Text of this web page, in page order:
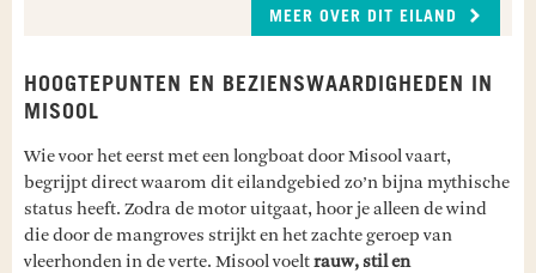
MEER OVER DIT EILAND
HOOGTEPUNTEN EN BEZIENSWAARDIGHEDEN IN
MISOOL
Wie voor het eerst met een longboat door Misool vaart,
begrijpt direct waarom dit eilandgebied zo’n bijna mythische
status heeft. Zodra de motor uitgaat, hoor je alleen de wind
die door de mangroves strijkt en het zachte geroep van
vleerhonden in de verte. Misool voeltrauw, stil en